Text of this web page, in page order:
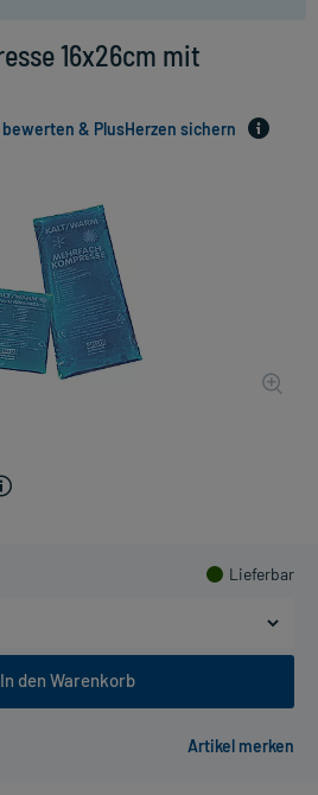
16x26cm mit
& PlusHerzen sichern
Lieferbar
In den Warenkorb